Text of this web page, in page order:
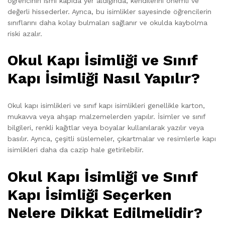
değerli hissederler. Ayrıca, bu isimlikler sayesinde öğrencilerin
sınıflarını daha kolay bulmaları sağlanır ve okulda kaybolma
riski azalır.
Okul Kapı İsimliği ve Sınıf
Kapı İsimliği Nasıl Yapılır?
Okul kapı isimlikleri ve sınıf kapı isimlikleri genellikle karton,
mukavva veya ahşap malzemelerden yapılır. İsimler ve sınıf
bilgileri, renkli kağıtlar veya boyalar kullanılarak yazılır veya
basılır. Ayrıca, çeşitli süslemeler, çıkartmalar ve resimlerle kapı
isimlikleri daha da cazip hale getirilebilir.
Okul Kapı İsimliği ve Sınıf
Kapı İsimliği Seçerken
Nelere Dikkat Edilmelidir?